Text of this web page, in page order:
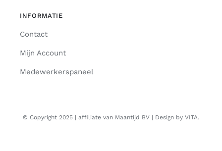
INFORMATIE
Contact
Mijn Account
Medewerkerspaneel
© Copyright 2025 | affiliate van Maantijd BV | Design by VITA.